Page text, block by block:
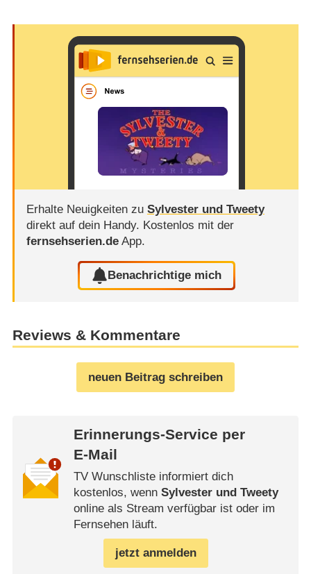
Erhalte Neuigkeiten zu Sylvester und Tweety
direkt auf dein Handy. Kostenlos mit der
fernsehserien.deApp.
Benachrichtige mich
Reviews & Kommentare
neuen Beitrag schreiben
Erinnerungs-Service per
E-Mail
TV Wunschliste informiert dich
kostenlos, wenn Sylvester und Tweety
online als Stream verfügbar ist oder im
Fernsehen läuft.
jetzt anmelden